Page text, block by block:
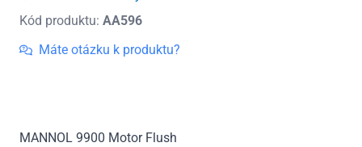
9900
Motor
Flush
Kód produktu: AA596
Máte otázku k produktu?
MANNOL 9900 Motor Flush